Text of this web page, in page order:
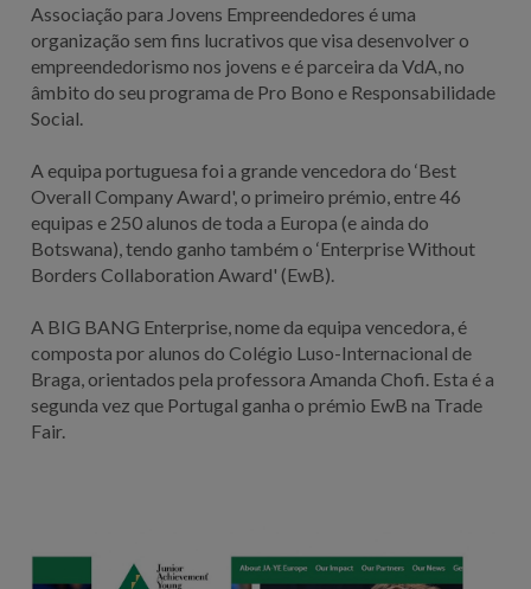
Associação para Jovens Empreendedores é uma
organização sem fins lucrativos que visa desenvolver o
empreendedorismo nos jovens e é parceira da VdA, no
âmbito do seu programa de Pro Bono e Responsabilidade
Social.
A equipa portuguesa foi a grande vencedora do ‘Best
Overall Company Award', o primeiro prémio, entre 46
equipas e 250 alunos de toda a Europa (e ainda do
Botswana), tendo ganho também o ‘Enterprise Without
Borders Collaboration Award' (EwB).
A BIG BANG Enterprise, nome da equipa vencedora, é
composta por alunos do Colégio Luso-Internacional de
Braga, orientados pela professora Amanda Chofi. Esta é a
segunda vez que Portugal ganha o prémio EwB na Trade
Fair.